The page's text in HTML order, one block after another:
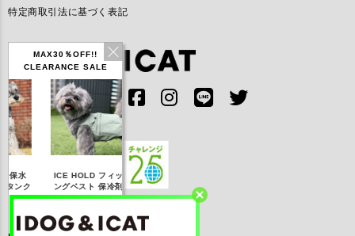
MAX30％OFF!!
CLEARANCE SALE
ICE HOLD フィッシ
ングベスト 保冷剤付
円(税込み)
IDOG ICE HOLD ネ
ッククーラー 保冷剤
円(税込み)
特定商取引法に基づく表記